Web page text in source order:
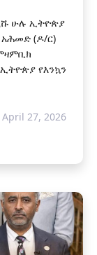
ሁሉ ኢትዮጵያ
(ዶ/ር)
የእንኳን
April 27, 2026